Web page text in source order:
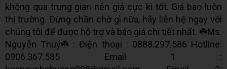
không qua trung gian nên giá cực kì tốt. Giá bao luôn
thị trường. Đừng chần chờ gì nữa, hãy liên hệ ngay với
chúng tôi để được hỗ trợ và báo giá chi tiết nhất. ☘️Ms.
Nguyễn Thuý☘️ : Điện thoại : 0888.297.586 Hotline:
0906.367.585 Email 1 :